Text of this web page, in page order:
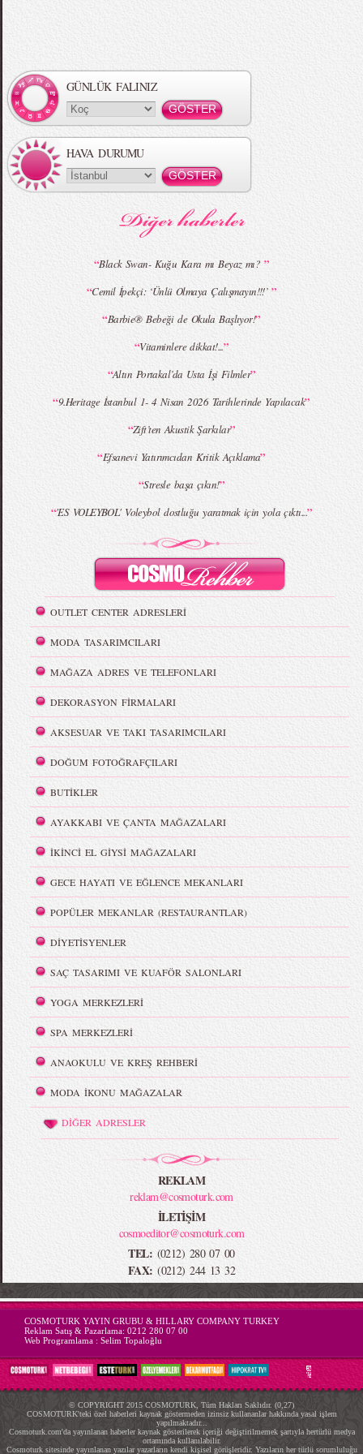
MBFWI - Gülçin Çengel 2015 Yaz
MBFWI - Zeynep Erdoğan 2015 Yaz
MBFWI - Giray Sepin 2015 Yaz Koleksiyonu MBFWI - Burçe Bekrek 2015 Yaz Koleksiyonu
GÜNLÜK FALINIZ
HAVA DURUMU
“Black Swan- Kuğu Kara mı Beyaz mı? ”
“Cemil İpekçi: ‘Ünlü Olmaya Çalışmayın!!!’ ”
“Barbie® Bebeği de Okula Başlıyor!”
“Vitaminlere dikkat!...”
“Altın Portakal’da Usta İşi Filmler”
“9.Heritage İstanbul 1- 4 Nisan 2026 Tarihlerinde Yapılacak”
“Zift’ten Akustik Şarkılar”
“Efsanevi Yatırımcıdan Kritik Açıklama”
“Stresle başa çıkın!”
“'ES VOLEYBOL' Voleybol dostluğu yaratmak için yola çıktı...”
OUTLET CENTER ADRESLERİ
MODA TASARIMCILARI
MAĞAZA ADRES VE TELEFONLARI
DEKORASYON FİRMALARI
AKSESUAR VE TAKI TASARIMCILARI
DOĞUM FOTOĞRAFÇILARI
BUTİKLER
AYAKKABI VE ÇANTA MAĞAZALARI
İKİNCİ EL GİYSİ MAĞAZALARI
GECE HAYATI VE EĞLENCE MEKANLARI
POPÜLER MEKANLAR (RESTAURANTLAR)
DİYETİSYENLER
SAÇ TASARIMI VE KUAFÖR SALONLARI
YOGA MERKEZLERİ
SPA MERKEZLERİ
ANAOKULU VE KREŞ REHBERİ
MODA İKONU MAĞAZALAR
DİĞER ADRESLER
REKLAM
reklam@cosmoturk.com
İLETİŞİM
cosmoeditor@cosmoturk.com
TEL: (0212) 280 07 00
FAX: (0212) 244 13 32
-->
COSMOTURK YAYIN GRUBU & HILLARY COMPANY TURKEY
Reklam Satış & Pazarlama: 0212 280 07 00
Web Programlama : Selim Topaloğlu
© COPYRIGHT 2015 COSMOTURK, Tüm Hakları Saklıdır. (0,27)
COSMOTURK'teki özel haberleri kaynak göstermeden izinsiz kullananlar hakkında yasal işlem
yapılmaktadır...
Cosmoturk.com'da yayınlanan haberler kaynak gösterilerek içeriği değiştirilmemek şartıyla hertürlü medya
ortamında kullanılabilir.
Cosmoturk sitesinde yayınlanan yazılar yazarların kendi kişisel görüşleridir. Yazıların her türlü sorumluluğu